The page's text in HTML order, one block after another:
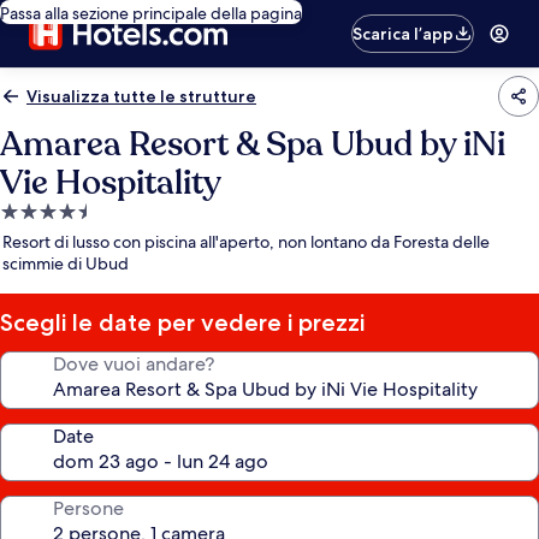
Passa alla sezione principale della pagina
Scarica l’app
Visualizza tutte le strutture
Amarea Resort & Spa Ubud by iNi
Vie Hospitality
Struttura
a
4.5
stelle
Resort di lusso con piscina all'aperto, non lontano da Foresta delle
scimmie di Ubud
Scegli le date per vedere i prezzi
Dove vuoi andare?
Date
Persone